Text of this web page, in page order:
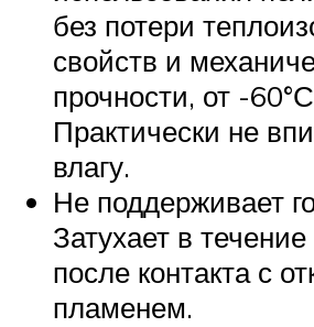
без потери
свойств и
прочности, от -
Практически не
влагу.
Не поддерживает
Затухает в
после контакта с
пламенем.